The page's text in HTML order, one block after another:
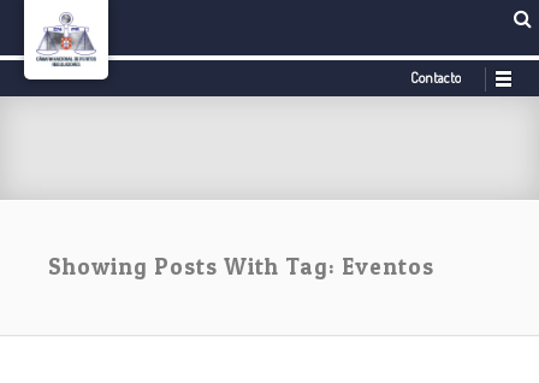
Contacto
Showing Posts With Tag: Eventos